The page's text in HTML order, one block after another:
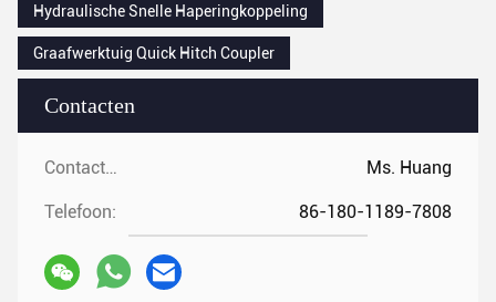
Contacten
Contacten: Ms. Huang
Telefoon: 86-180-1189-7808
Hydraulische Snelle Haperingkoppeling
Graafwerktuig Quick Hitch Coupler